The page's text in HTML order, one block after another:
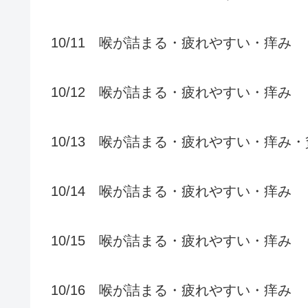
10/11 喉が詰まる・疲れやすい・痒み
10/12 喉が詰まる・疲れやすい・痒み
10/13 喉が詰まる・疲れやすい・痒み・
10/14 喉が詰まる・疲れやすい・痒み
10/15 喉が詰まる・疲れやすい・痒み
10/16 喉が詰まる・疲れやすい・痒み